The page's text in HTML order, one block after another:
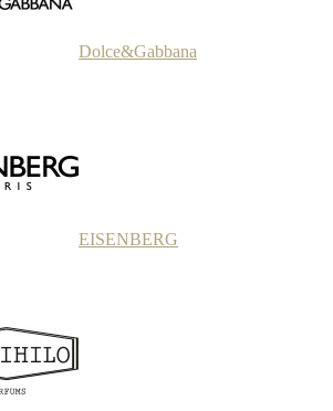
Dolce&Gabbana
EISENBERG